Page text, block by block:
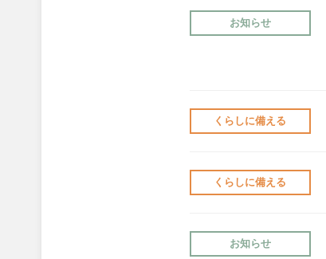
お知らせ
くらしに備える
くらしに備える
お知らせ